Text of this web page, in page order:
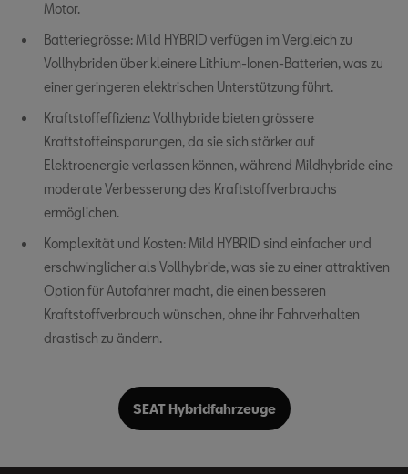
Motor.
Batteriegrösse: Mild HYBRID verfügen im Vergleich zu
Vollhybriden über kleinere Lithium-Ionen-Batterien, was zu
einer geringeren elektrischen Unterstützung führt.
Kraftstoffeffizienz: Vollhybride bieten grössere
Kraftstoffeinsparungen, da sie sich stärker auf
Elektroenergie verlassen können, während Mildhybride eine
moderate Verbesserung des Kraftstoffverbrauchs
ermöglichen.
Komplexität und Kosten: Mild HYBRID sind einfacher und
erschwinglicher als Vollhybride, was sie zu einer attraktiven
Option für Autofahrer macht, die einen besseren
Kraftstoffverbrauch wünschen, ohne ihr Fahrverhalten
drastisch zu ändern.
SEAT Hybridfahrzeuge